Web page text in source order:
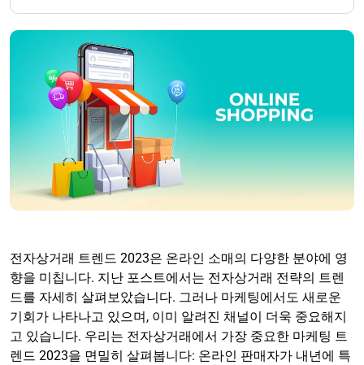
전자상거래 트렌드 2023은 온라인 소매의 다양한 분야에 영
향을 미칩니다. 지난 포스트에서는 전자상거래 전략의 트렌
드를 자세히 살펴보았습니다. 그러나 마케팅에서도 새로운
기회가 나타나고 있으며, 이미 알려진 채널이 더욱 중요해지
고 있습니다. 우리는 전자상거래에서 가장 중요한 마케팅 트
렌드 2023을 면밀히 살펴봅니다: 온라인 판매자가 내년에 특